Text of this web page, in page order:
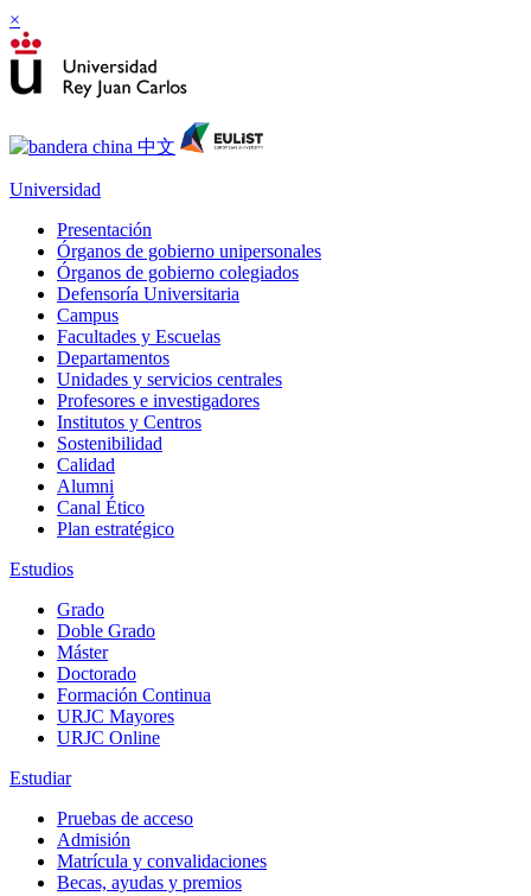
×
Universidad
Presentación
Órganos de gobierno unipersonales
Órganos de gobierno colegiados
Defensoría Universitaria
Campus
Facultades y Escuelas
Departamentos
Unidades y servicios centrales
Profesores e investigadores
Institutos y Centros
Sostenibilidad
Calidad
Alumni
Canal Ético
Plan estratégico
Estudios
Grado
Doble Grado
Máster
Doctorado
Formación Continua
URJC Mayores
URJC Online
Estudiar
Pruebas de acceso
Admisión
Matrícula y convalidaciones
Becas, ayudas y premios